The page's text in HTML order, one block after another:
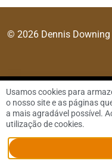
© 2026 Dennis Downing
Usamos cookies para
o nosso site e as páginas
a mais agradável possível.
utilização de cookies.